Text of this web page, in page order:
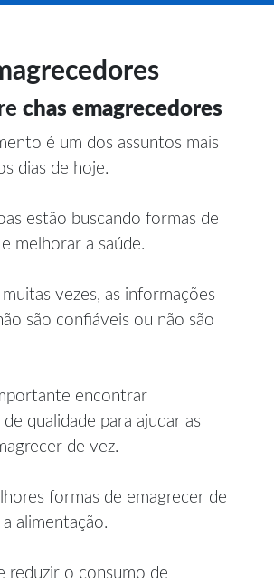
chas emagrecedores
é um dos assuntos mais
dias de hoje.
estão buscando formas de
melhorar a saúde.
vezes, as informações
são confiáveis ou não são
encontrar
qualidade para ajudar as
de vez.
formas de emagrecer de
alimentação.
reduzir o consumo de